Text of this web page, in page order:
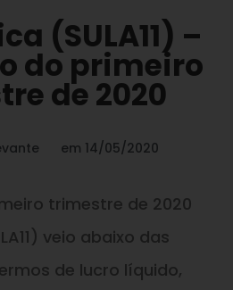
(SULA11) –
do primeiro
de 2020
em 14/05/2020
trimestre de 2020
veio abaixo das
de lucro líquido,